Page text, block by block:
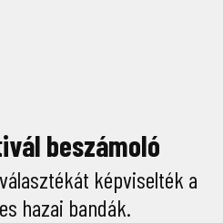
beszámoló
képviselték a
hazai bandák.